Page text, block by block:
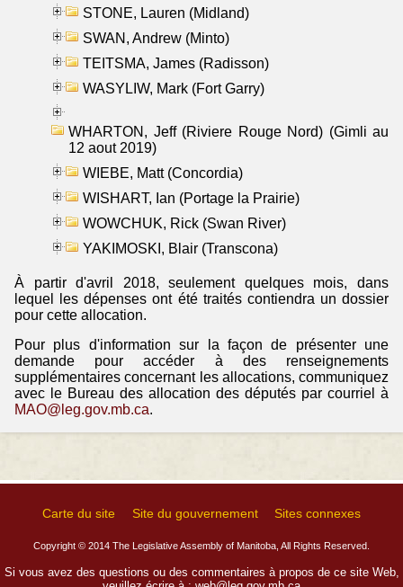
STONE, Lauren (Midland)
SWAN, Andrew (Minto)
TEITSMA, James (Radisson)
WASYLIW, Mark (Fort Garry)
WHARTON, Jeff (Riviere Rouge Nord) (Gimli au
12 aout 2019)
WIEBE, Matt (Concordia)
WISHART, Ian (Portage la Prairie)
WOWCHUK, Rick (Swan River)
YAKIMOSKI, Blair (Transcona)
À partir d'avril 2018, seulement quelques mois, dans
lequel les dépenses ont été traités contiendra un dossier
pour cette allocation.
Pour plus d'information sur la façon de présenter une
demande pour accéder à des renseignements
supplémentaires concernant les allocations, communiquez
avec le Bureau des allocation des députés par courriel à
MAO@leg.gov.mb.ca.
Carte du site Site du gouvernement Sites connexes
Copyright © 2014 The Legislative Assembly of Manitoba, All Rights Reserved.
Si vous avez des questions ou des commentaires à propos de ce site Web,